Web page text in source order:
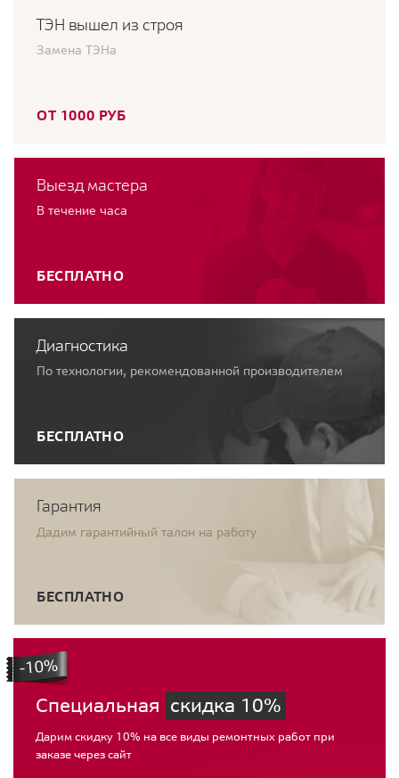
ТЭН вышел из строя
Замена ТЭНа
ОТ 1000 РУБ
Выезд мастера
В течение часа
БЕСПЛАТНО
Диагностика
По технологии, рекомендованной производителем
БЕСПЛАТНО
Гарантия
Дадим гарантийный талон на работу
БЕСПЛАТНО
Специальная скидка 10%
Дарим скидку 10% на все виды ремонтных работ при
заказе через сайт